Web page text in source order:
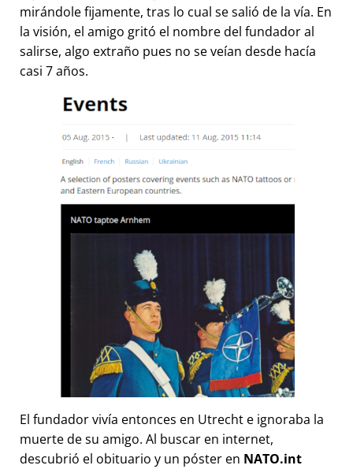
mirándole fijamente, tras lo cual se salió de la vía. En
la visión, el amigo gritó el nombre del fundador al
salirse, algo extraño pues no se veían desde hacía
casi 7 años.
El fundador vivía entonces en Utrecht e ignoraba la
muerte de su amigo. Al buscar en internet,
descubrió el obituario y un póster en NATO.int